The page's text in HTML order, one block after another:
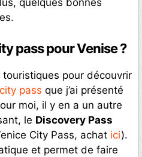
quelques bonnes
pass pour Venise ?
pour découvrir
pass que j’ai présenté
moi, il y en a un autre
le Discovery Pass
City Pass, achat ici).
et permet de faire